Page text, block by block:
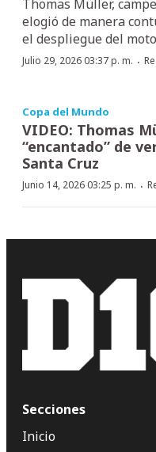
Thomas Müller,
elogió de manera
el despliegue del
Julio 29, 2026 03:37 p. m. ·
Copa del Mundo
VIDEO: Thomas
“encantado” de
Santa Cruz
Junio 14, 2026 03:25 p. m. ·
Secciones
Inicio